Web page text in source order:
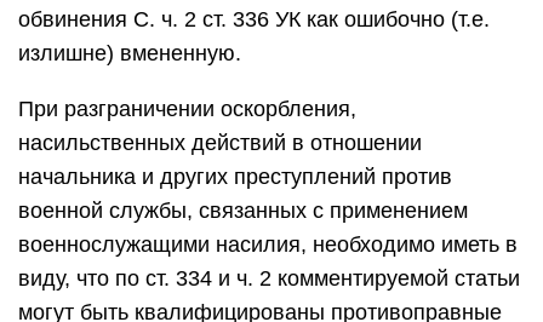
обвинения С. ч. 2 ст. 336 УК как ошибочно (т.е.
излишне) вмененную.
При разграничении оскорбления,
насильственных действий в отношении
начальника и других преступлений против
военной службы, связанных с применением
военнослужащими насилия, необходимо иметь в
виду, что по ст. 334 и ч. 2 комментируемой статьи
могут быть квалифицированы противоправные